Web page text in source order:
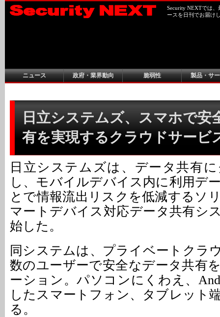
Security NEXTでは
ースを日刊でお届け
ニュース 政府・業界動向 脆弱性 製品・サ
日立システムズ、スマホで安
有を実現するクラウドサービ
日立システムズは、データ共有
し、モバイルデバイス内に利用デ
とで情報流出リスクを低減するソ
マートデバイス対応データ共有シ
始した。
同システムは、プライベートクラ
数のユーザーで安全なデータ共有
ーション。パソコンにくわえ、
したスマートフォン、タブレット
る。